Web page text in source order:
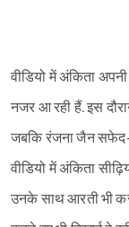
वीडियो में अंकिता
नजर आ रही हैं. इस
जबकि रंजना जैन सफेद-
वीडियो में अंकिता
उनके साथ आरती भी